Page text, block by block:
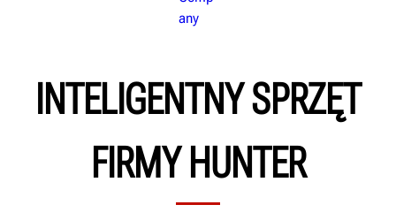
SZKOLENIA
INTELIGENTNY SPRZĘT
FIRMY HUNTER